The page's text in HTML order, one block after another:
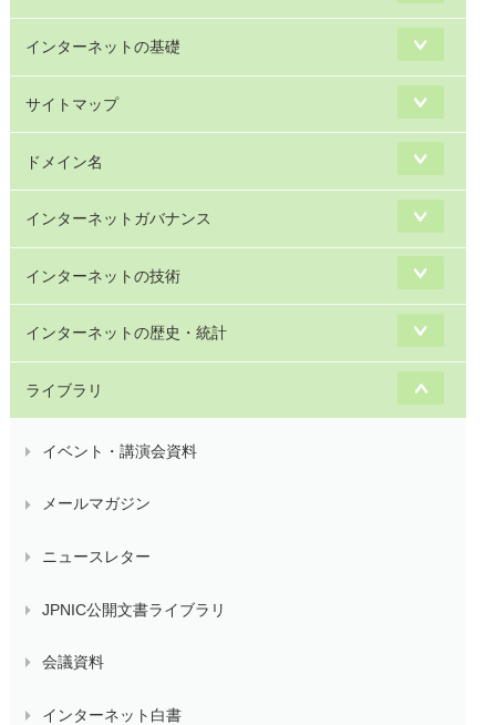
インターネットの基礎
サイトマップ
ドメイン名
インターネットガバナンス
インターネットの技術
インターネットの歴史・統計
ライブラリ
イベント・講演会資料
メールマガジン
ニュースレター
JPNIC公開文書ライブラリ
会議資料
インターネット白書